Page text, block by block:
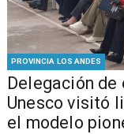
PROVINCIA LOS ANDES
Delegación de
Unesco visitó
el modelo